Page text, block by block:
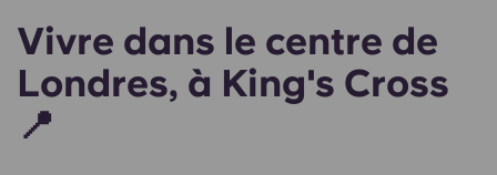
Vivre dans le centre de
Londres, à King's Cross
📍